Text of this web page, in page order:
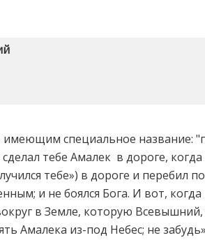
имеющим специальное название:
тебе Амалек в дороге,
тебе») в дороге и перебил
и не боялся Бога. И вот,
в Земле, которую
Амалека из-под Небес; не